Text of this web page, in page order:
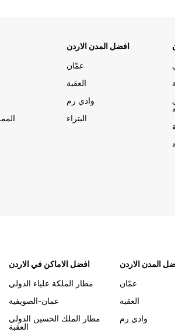
افضل المدن الاردن
عمّان
العقبة
وادي رم
البتراء
افضل الاماكن في الاردن
مطار الملكة علياء الدولي
عمان-الصويفية
مطار الملك الحسين الدولي
العقبة
المدن الاردن
عمّان
العقبة
وادي رم